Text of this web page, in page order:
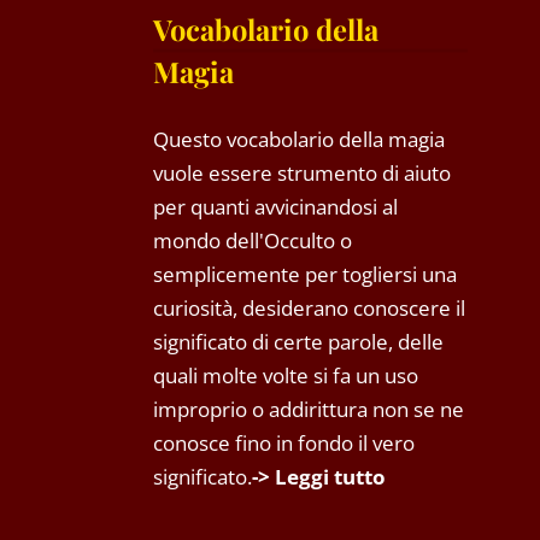
Vocabolario della
Magia
Questo vocabolario della magia
vuole essere strumento di aiuto
per quanti avvicinandosi al
mondo dell'Occulto o
semplicemente per togliersi una
curiosità, desiderano conoscere il
significato di certe parole, delle
quali molte volte si fa un uso
improprio o addirittura non se ne
conosce fino in fondo il vero
significato.-> Leggi tutto